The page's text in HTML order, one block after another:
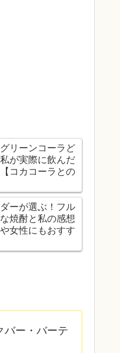
グリーンコーラど
が実際に飲んだ
コカコーラとの
ーが選ぶ！フル
焼酎と私の感想
や女性にもおすす
バー・バーテ